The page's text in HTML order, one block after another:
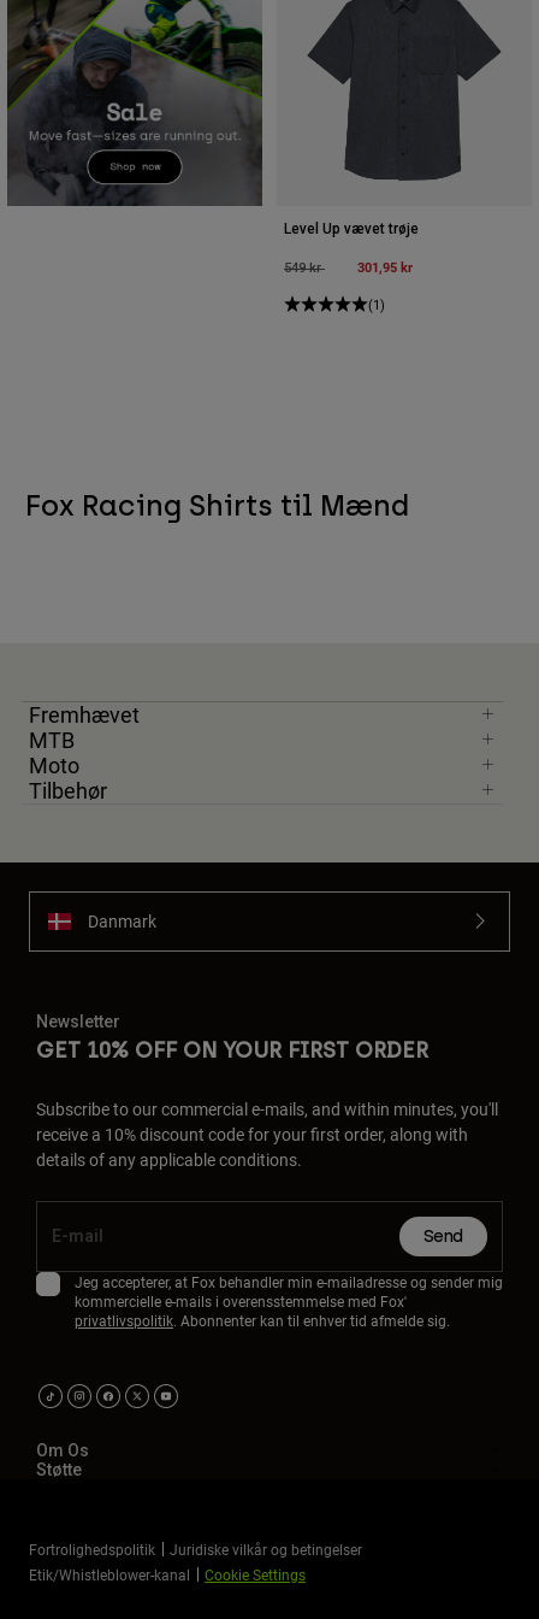
Level Up vævet trøje
Price reduced from
549 krto 301,95 kr
(1)
Fox Racing Shirts til Mænd
Fremhævet
MTB
Moto
Tilbehør
Danmark
Newsletter
GET 10% OFF ON YOUR FIRST ORDER
Subscribe to our commercial e-mails, and within minutes, you'll
receive a 10% discount code for your first order, along with
details of any applicable conditions.
Send
Jeg accepterer, at Fox behandler min e-mailadresse og sender mig
kommercielle e-mails i overensstemmelse med Fox'
privatlivspolitik. Abonnenter kan til enhver tid afmelde sig.
Om Os
Støtte
Fortrolighedspolitik
Juridiske vilkår og betingelser
Etik/Whistleblower-kanal
Cookie Settings